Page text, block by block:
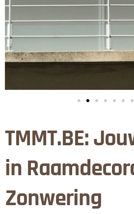
TMMT.BE:
in
Zonwering